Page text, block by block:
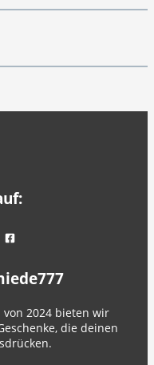
2024 bieten wir
die deinen